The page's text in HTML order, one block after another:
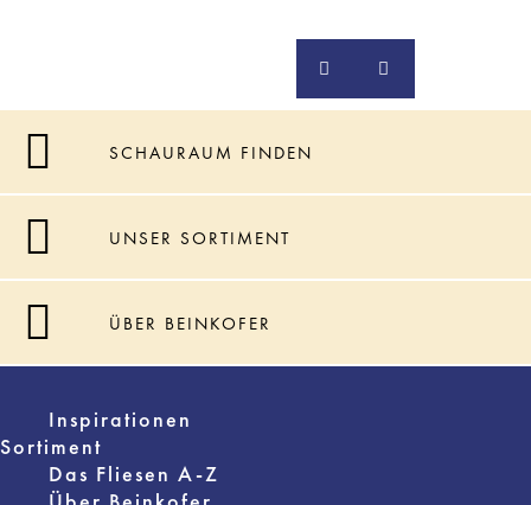
SCHAURAUM FINDEN
UNSER SORTIMENT
ÜBER BEINKOFER
Inspirationen
Sortiment
Das Fliesen A-Z